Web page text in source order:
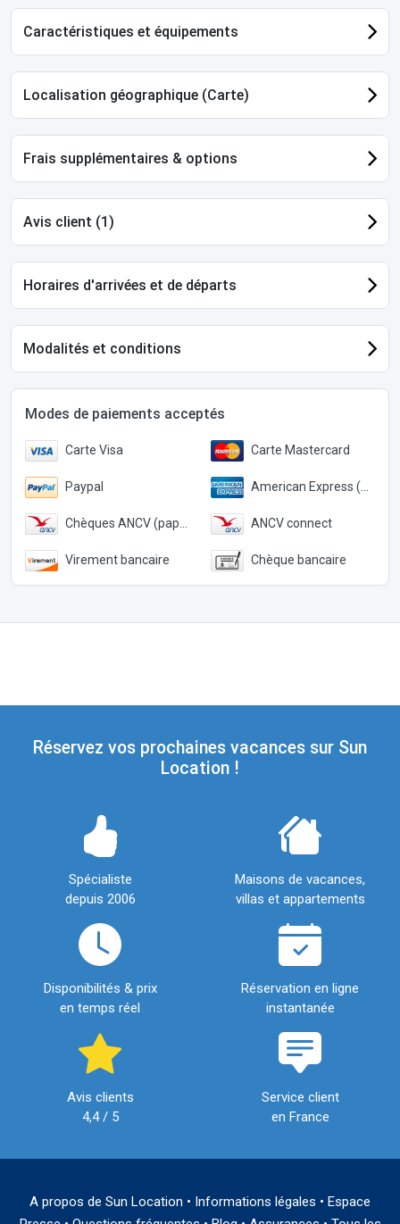
Caractéristiques et équipements
Localisation géographique (Carte)
Frais supplémentaires & options
Avis client (1)
Horaires d'arrivées et de départs
Modalités et conditions
Modes de paiements acceptés
Carte Visa Carte Mastercard
Paypal American Express (Paypal)
Chèques ANCV (papier) ANCV connect
Virement bancaire Chèque bancaire
Réservez vos prochaines vacances sur Sun
Location !
Spécialiste
depuis 2006
Maisons de vacances,
villas et appartements
Disponibilités & prix
en temps réel
Réservation en ligne
instantanée
Avis clients
4,4 / 5
Service client
en France
A propos de Sun Location • Informations légales • Espace